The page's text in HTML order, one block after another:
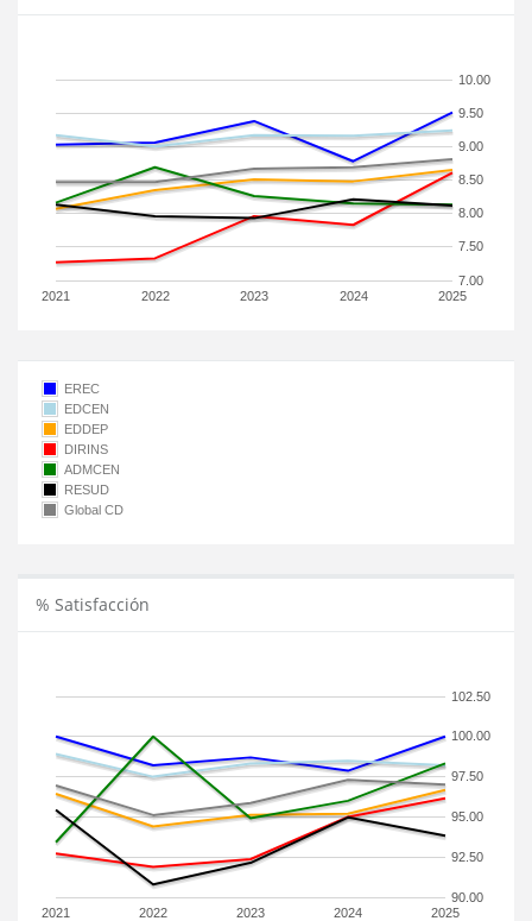
2021 2022 2023 2024 2025
7.00
7.50
8.00
8.50
9.00
9.50
10.00
EREC
EDCEN
EDDEP
DIRINS
ADMCEN
RESUD
Global CD
% Satisfacción
2021 2022 2023 2024 2025
90.00
92.50
95.00
97.50
100.00
102.50